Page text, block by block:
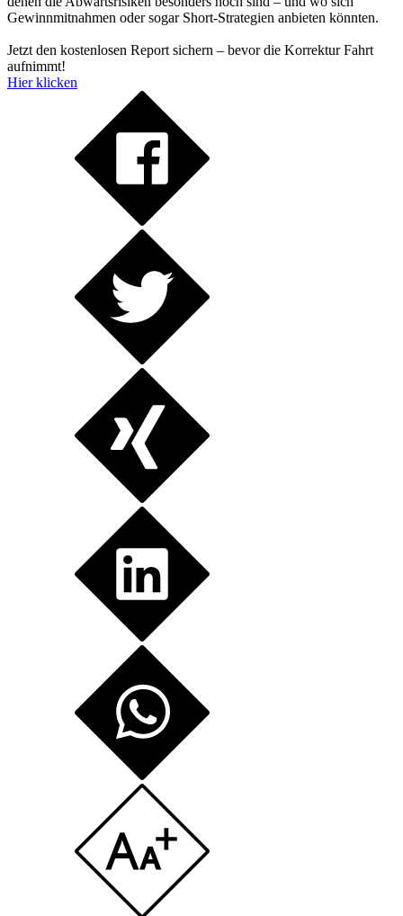
Gewinnmitnahmen oder sogar Short-Strategien anbieten könnten.
Jetzt den kostenlosen Report sichern – bevor die Korrektur Fahrt
aufnimmt!
Hier klicken